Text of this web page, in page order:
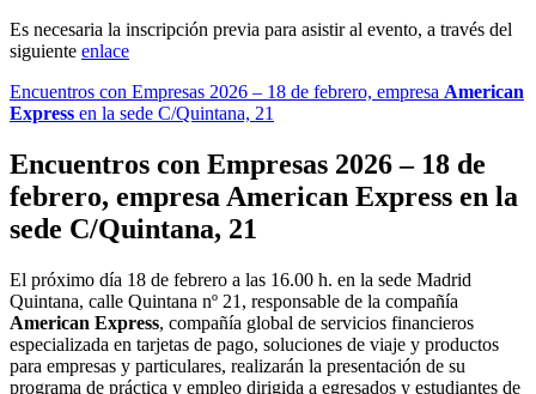
Es necesaria la inscripción previa para asistir al evento, a través del
siguiente enlace
Encuentros con Empresas 2026 – 18 de febrero, empresa American
Express en la sede C/Quintana, 21
Encuentros con Empresas 2026 – 18 de
febrero, empresa American Express en la
sede C/Quintana, 21
El próximo día 18 de febrero a las 16.00 h. en la sede Madrid
Quintana, calle Quintana nº 21, responsable de la compañía
American Express, compañía global de servicios financieros
especializada en tarjetas de pago, soluciones de viaje y productos
para empresas y particulares, realizarán la presentación de su
programa de práctica y empleo dirigida a egresados y estudiantes de